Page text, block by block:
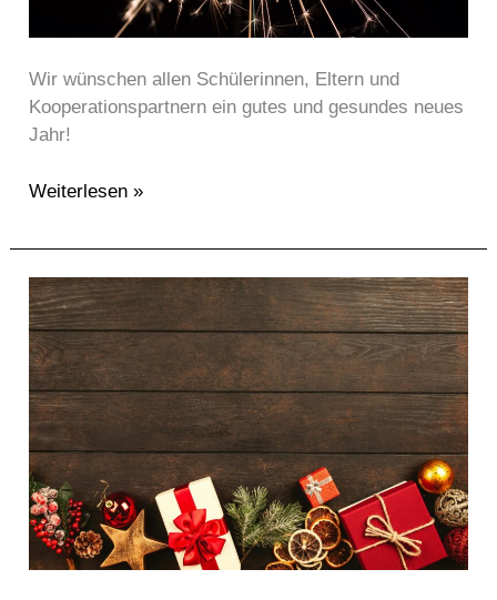
Wir wünschen allen Schülerinnen, Eltern und
Kooperationspartnern ein gutes und gesundes neues
Jahr!
Weiterlesen »
Schöne
Ferien
und
guten
Rutsch